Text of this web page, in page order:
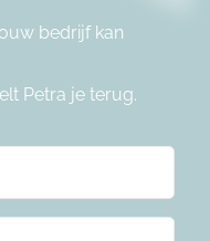
bedrijf kan
Petra je terug.